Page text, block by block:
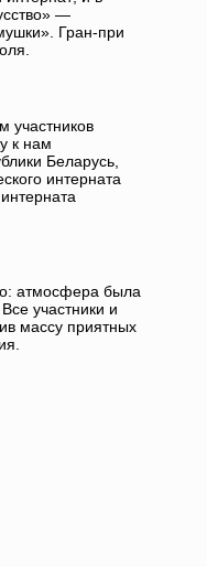
—
Гран-при
участников
к нам
Беларусь,
интерната
атмосфера была
участники и
массу приятных